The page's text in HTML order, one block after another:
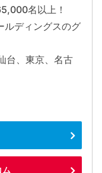
名以上！
ルディングスのグ
台、東京、名古
ム